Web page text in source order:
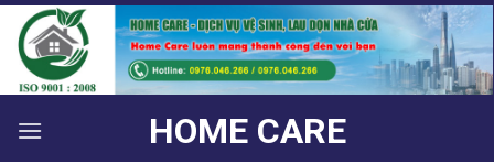
Bỏ
qua
nội
dung
HOME CARE